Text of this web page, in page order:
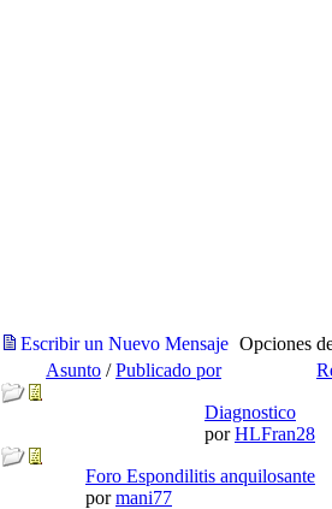
Escribir un Nuevo Mensaje Opciones
Asunto /Publicado por
Diagnostico
porHLFran28
Foro Espondilitis anquilosante
pormani77